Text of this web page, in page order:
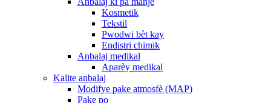
Kosmetik
Tekstil
Pwodwi bèt kay
Endistri chimik
Anbalaj medikal
Aparèy medikal
Kalite anbalaj
Modifye pake atmosfè (MAP)
Pake po